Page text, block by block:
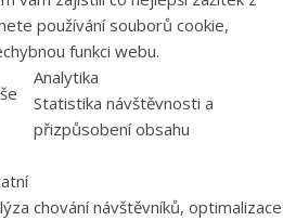
používání souborů cookie,
funkci webu.
Analytika
Statistika návštěvnosti a
přizpůsobení obsahu
chování návštěvníků, optimalizace